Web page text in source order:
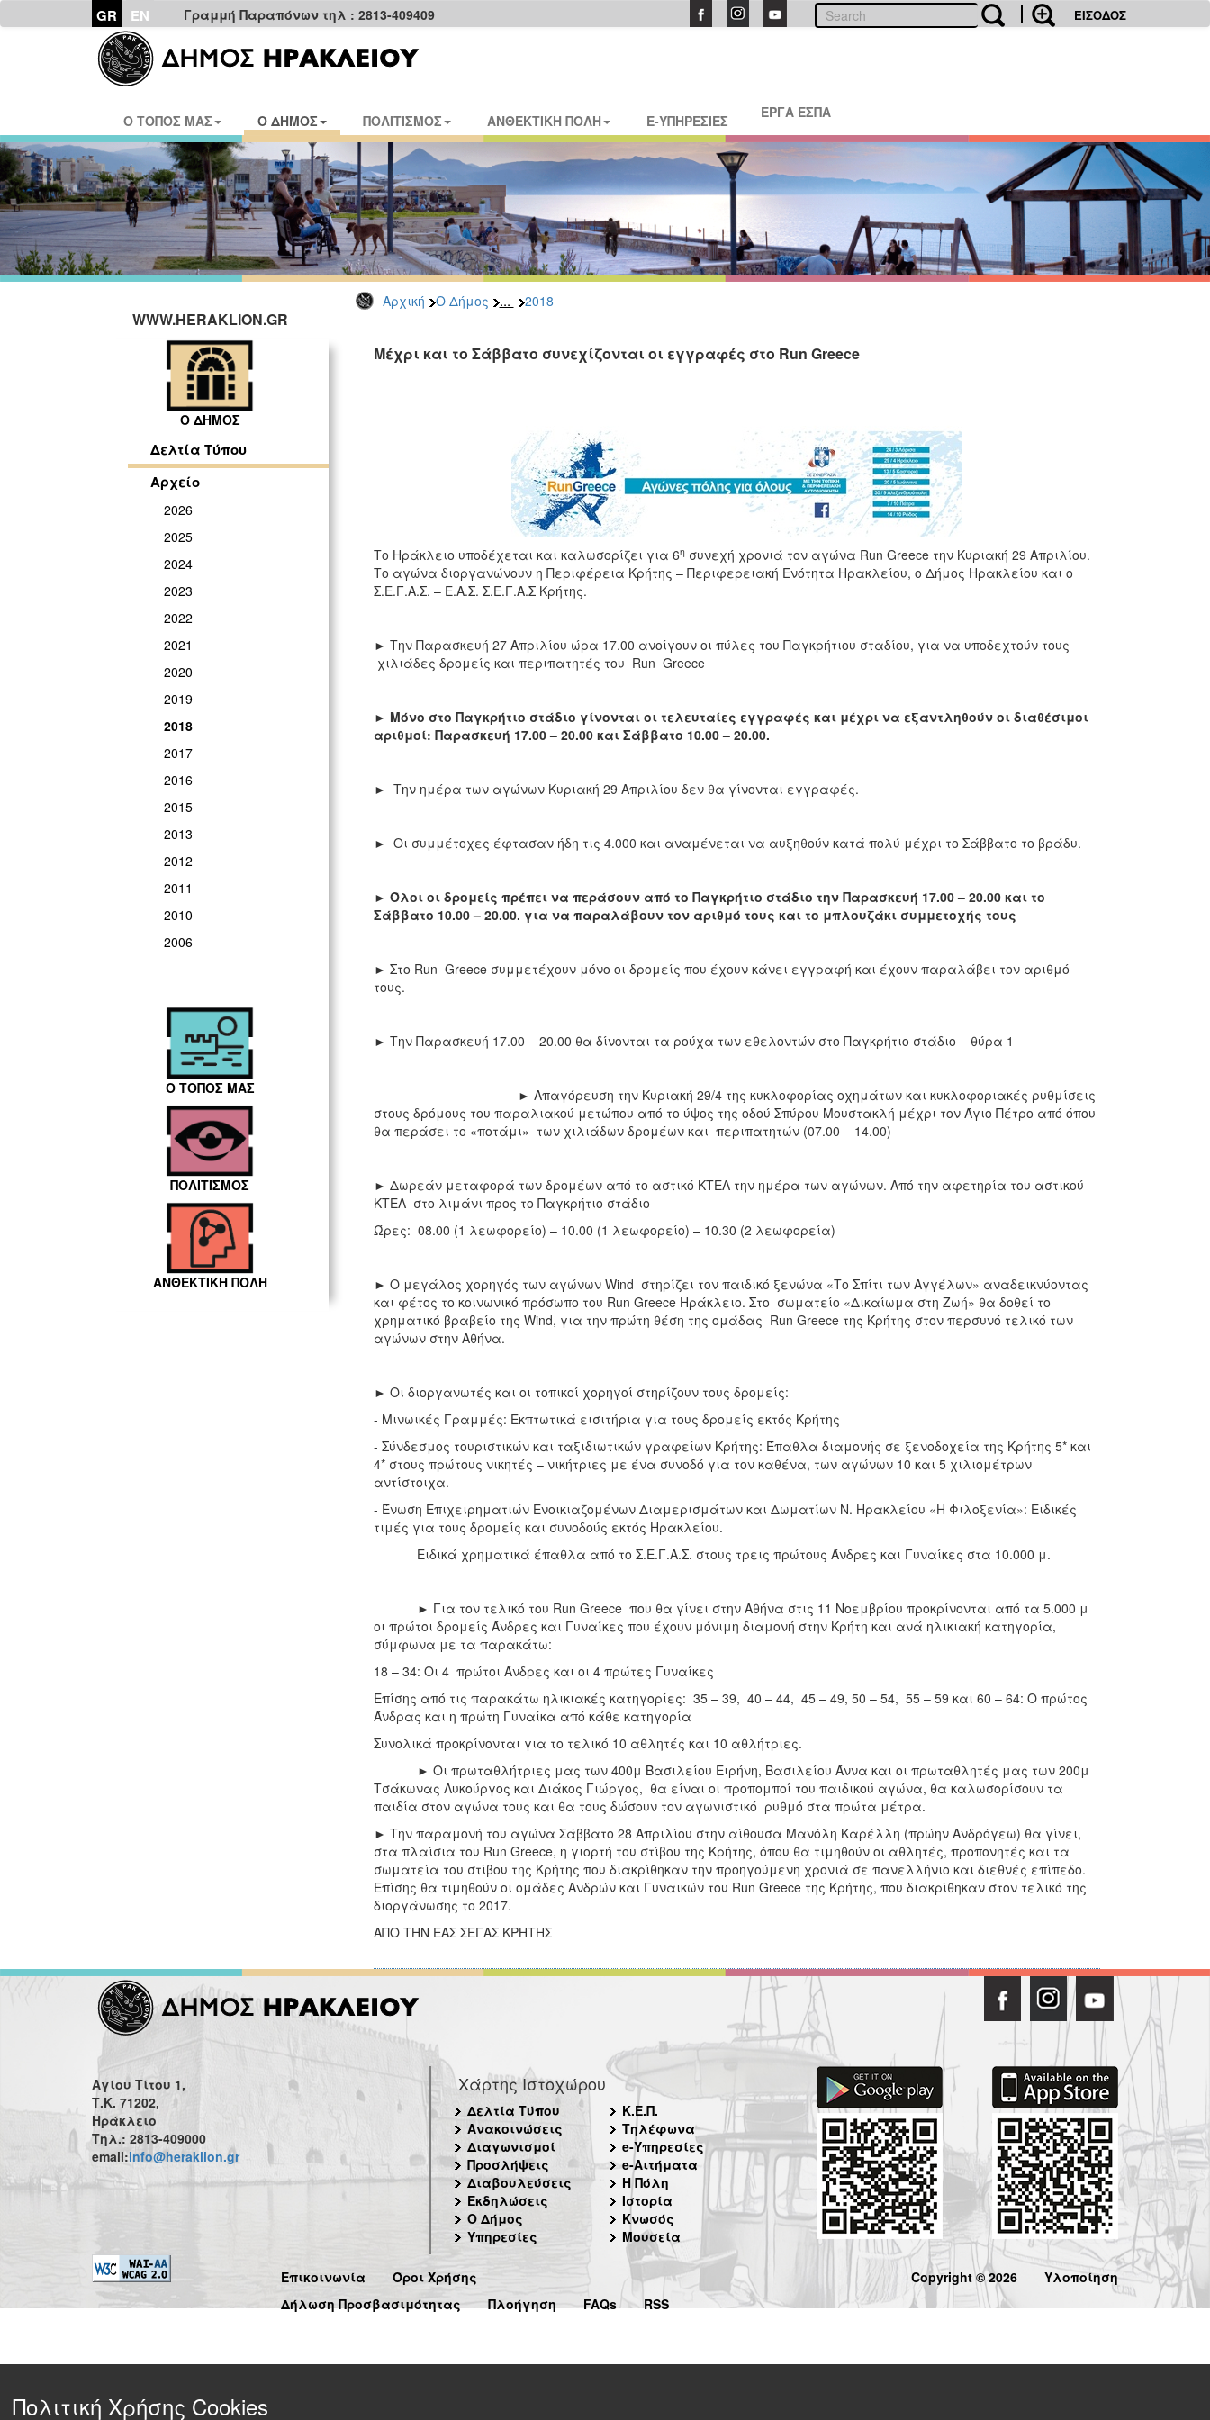
GR EN Γραμμή Παραπόνων τηλ : 2813-409409 ΕΙΣΟΔΟΣ
Ο ΤΟΠΟΣ ΜΑΣ Ο ΔΗΜΟΣ ΠΟΛΙΤΙΣΜΟΣ ΑΝΘΕΚΤΙΚΗ ΠΟΛΗ E-ΥΠΗΡΕΣΙΕΣ ΕΡΓΑ ΕΣΠΑ
Αρχική Ο Δήμος ... 2018
WWW.HERAKLION.GR
Ο ΔΗΜΟΣ
Δελτία Τύπου
Αρχείο
2026
2025
2024
2023
2022
2021
2020
2019
2018
2017
2016
2015
2013
2012
2011
2010
2006
Ο ΤΟΠΟΣ ΜΑΣ
ΠΟΛΙΤΙΣΜΟΣ
ΑΝΘΕΚΤΙΚΗ ΠΟΛΗ
Μέχρι και το Σάββατο συνεχίζονται οι εγγραφές στο Run Greece
Το Ηράκλειο υποδέχεται και καλωσορίζει για 6η συνεχή χρονιά τον αγώνα Run Greece την Κυριακή 29 Απριλίου.
Το αγώνα διοργανώνουν η Περιφέρεια Κρήτης – Περιφερειακή Ενότητα Ηρακλείου, ο Δήμος Ηρακλείου και ο
Σ.Ε.Γ.Α.Σ. – Ε.Α.Σ. Σ.Ε.Γ.Α.Σ Κρήτης.
► Την Παρασκευή 27 Απριλίου ώρα 17.00 ανοίγουν οι πύλες του Παγκρήτιου σταδίου, για να υποδεχτούν τους
χιλιάδες δρομείς και περιπατητές του Run Greece
► Μόνο στο Παγκρήτιο στάδιο γίνονται οι τελευταίες εγγραφές και μέχρι να εξαντληθούν οι διαθέσιμοι
αριθμοί: Παρασκευή 17.00 – 20.00 και Σάββατο 10.00 – 20.00.
► Την ημέρα των αγώνων Κυριακή 29 Απριλίου δεν θα γίνονται εγγραφές.
► Οι συμμέτοχες έφτασαν ήδη τις 4.000 και αναμένεται να αυξηθούν κατά πολύ μέχρι το Σάββατο το βράδυ.
► Όλοι οι δρομείς πρέπει να περάσουν από το Παγκρήτιο στάδιο την Παρασκευή 17.00 – 20.00 και το
Σάββατο 10.00 – 20.00. για να παραλάβουν τον αριθμό τους και το μπλουζάκι συμμετοχής τους
► Στο Run Greece συμμετέχουν μόνο οι δρομείς που έχουν κάνει εγγραφή και έχουν παραλάβει τον αριθμό
τους.
► Την Παρασκευή 17.00 – 20.00 θα δίνονται τα ρούχα των εθελοντών στο Παγκρήτιο στάδιο – θύρα 1
► Απαγόρευση την Κυριακή 29/4 της κυκλοφορίας οχημάτων και κυκλοφοριακές ρυθμίσεις
στους δρόμους του παραλιακού μετώπου από το ύψος της οδού Σπύρου Μουστακλή μέχρι τον Άγιο Πέτρο από όπου
θα περάσει το «ποτάμι» των χιλιάδων δρομέων και περιπατητών (07.00 – 14.00)
► Δωρεάν μεταφορά των δρομέων από το αστικό ΚΤΕΛ την ημέρα των αγώνων. Από την αφετηρία του αστικού
ΚΤΕΛ στο λιμάνι προς το Παγκρήτιο στάδιο
Ώρες: 08.00 (1 λεωφορείο) – 10.00 (1 λεωφορείο) – 10.30 (2 λεωφορεία)
► Ο μεγάλος χορηγός των αγώνων Wind στηρίζει τον παιδικό ξενώνα «Το Σπίτι των Αγγέλων» αναδεικνύοντας
και φέτος το κοινωνικό πρόσωπο του Run Greece Ηράκλειο. Στο σωματείο «Δικαίωμα στη Ζωή» θα δοθεί το
χρηματικό βραβείο της Wind, για την πρώτη θέση της ομάδας Run Greece της Κρήτης στον περσυνό τελικό των
αγώνων στην Αθήνα.
► Οι διοργανωτές και οι τοπικοί χορηγοί στηρίζουν τους δρομείς:
- Μινωικές Γραμμές: Εκπτωτικά εισιτήρια για τους δρομείς εκτός Κρήτης
- Σύνδεσμος τουριστικών και ταξιδιωτικών γραφείων Κρήτης: Έπαθλα διαμονής σε ξενοδοχεία της Κρήτης 5* και
4* στους πρώτους νικητές – νικήτριες με ένα συνοδό για τον καθένα, των αγώνων 10 και 5 χιλιομέτρων
αντίστοιχα.
- Ένωση Επιχειρηματιών Ενοικιαζομένων Διαμερισμάτων και Δωματίων Ν. Ηρακλείου «Η Φιλοξενία»: Ειδικές
τιμές για τους δρομείς και συνοδούς εκτός Ηρακλείου.
Ειδικά χρηματικά έπαθλα από το Σ.Ε.Γ.Α.Σ. στους τρεις πρώτους Άνδρες και Γυναίκες στα 10.000 μ.
► Για τον τελικό του Run Greece που θα γίνει στην Αθήνα στις 11 Νοεμβρίου προκρίνονται από τα 5.000 μ
οι πρώτοι δρομείς Άνδρες και Γυναίκες που έχουν μόνιμη διαμονή στην Κρήτη και ανά ηλικιακή κατηγορία,
σύμφωνα με τα παρακάτω:
18 – 34: Οι 4 πρώτοι Άνδρες και οι 4 πρώτες Γυναίκες
Επίσης από τις παρακάτω ηλικιακές κατηγορίες: 35 – 39, 40 – 44, 45 – 49, 50 – 54, 55 – 59 και 60 – 64: Ο πρώτος
Άνδρας και η πρώτη Γυναίκα από κάθε κατηγορία
Συνολικά προκρίνονται για το τελικό 10 αθλητές και 10 αθλήτριες.
► Οι πρωταθλήτριες μας των 400μ Βασιλείου Ειρήνη, Βασιλείου Άννα και οι πρωταθλητές μας των 200μ
Τσάκωνας Λυκούργος και Διάκος Γιώργος, θα είναι οι προπομποί του παιδικού αγώνα, θα καλωσορίσουν τα
παιδία στον αγώνα τους και θα τους δώσουν τον αγωνιστικό ρυθμό στα πρώτα μέτρα.
► Την παραμονή του αγώνα Σάββατο 28 Απριλίου στην αίθουσα Μανόλη Καρέλλη (πρώην Ανδρόγεω) θα γίνει,
στα πλαίσια του Run Greece, η γιορτή του στίβου της Κρήτης, όπου θα τιμηθούν οι αθλητές, προπονητές και τα
σωματεία του στίβου της Κρήτης που διακρίθηκαν την προηγούμενη χρονιά σε πανελλήνιο και διεθνές επίπεδο.
Επίσης θα τιμηθούν οι ομάδες Ανδρών και Γυναικών του Run Greece της Κρήτης, που διακρίθηκαν στον τελικό της
διοργάνωσης το 2017.
ΑΠΟ ΤΗΝ ΕΑΣ ΣΕΓΑΣ ΚΡΗΤΗΣ
Αγίου Τίτου 1,
Τ.Κ. 71202,
Ηράκλειο
Τηλ.: 2813-409000
email:info@heraklion.gr
Χάρτης Ιστοχώρου
Δελτία Τύπου
Ανακοινώσεις
Διαγωνισμοί
Προσλήψεις
Διαβουλεύσεις
Εκδηλώσεις
Ο Δήμος
Υπηρεσίες
Κ.Ε.Π.
Τηλέφωνα
e-Υπηρεσίες
e-Αιτήματα
Η Πόλη
Ιστορία
Κνωσός
Μουσεία
Επικοινωνία
Όροι Χρήσης
Δήλωση Προσβασιμότητας
Πλοήγηση FAQs RSS
Copyright © 2026 Υλοποίηση
Πολιτική Χρήσης Cookies